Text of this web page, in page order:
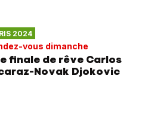
2024
vous dimanche
finale de rêve Carlos
Novak Djokovic